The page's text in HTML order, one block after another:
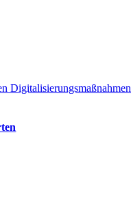
Digitalisierungsmaßnahmen